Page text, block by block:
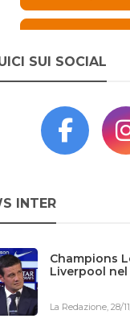
SUI SOCIAL
INTER
Champions
Liverpool
La Redazione,28/